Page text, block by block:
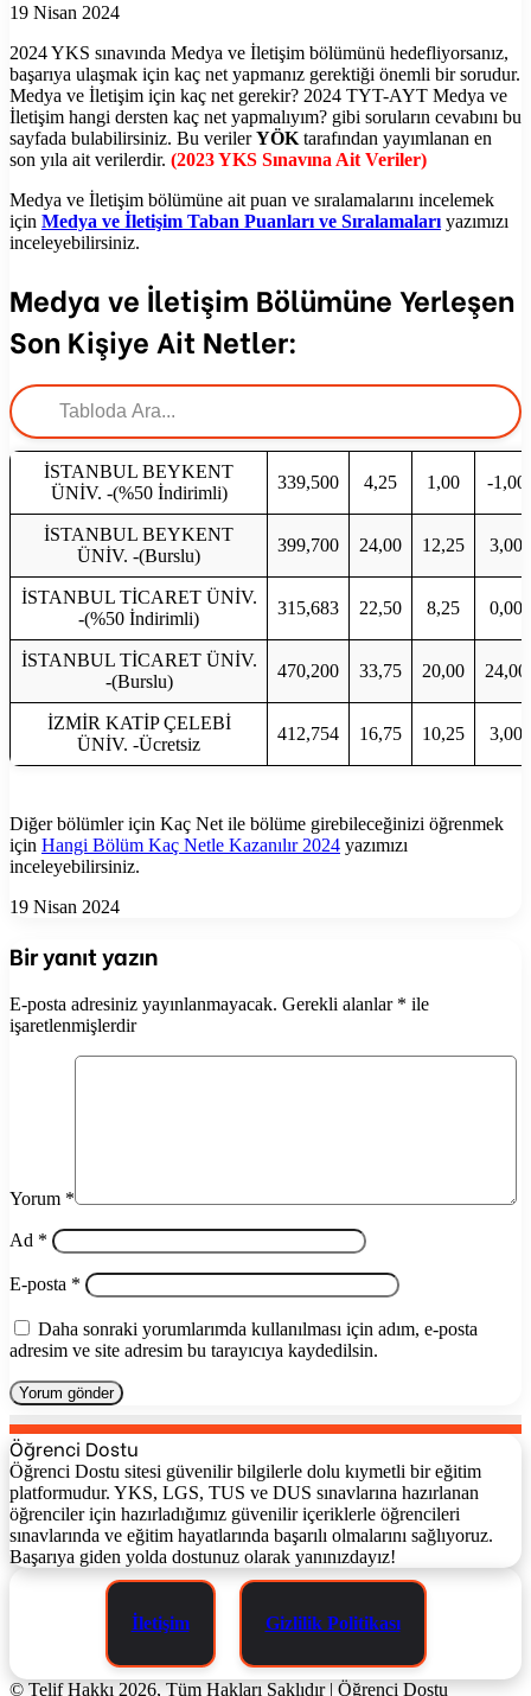
19 Nisan 2024
2024 YKS sınavında Medya ve İletişim bölümünü hedefliyorsanız,
başarıya ulaşmak için kaç net yapmanız gerektiği önemli bir sorudur.
Medya ve İletişim için kaç net gerekir? 2024 TYT-AYT Medya ve
İletişim hangi dersten kaç net yapmalıyım? gibi soruların cevabını bu
sayfada bulabilirsiniz. Bu verilerYÖK tarafından yayımlanan en
son yıla ait verilerdir. (2023 YKS Sınavına Ait Veriler)
Medya ve İletişim bölümüne ait puan ve sıralamalarını incelemek
için Medya ve İletişim Taban Puanları ve Sıralamaları yazımızı
inceleyebilirsiniz.
Medya ve İletişim Bölümüne Yerleşen
Son Kişiye Ait Netler:
İSTANBUL BEYKENT
ÜNİV. -(%50 İndirimli)
339,500 4,25 1,00 -1,00
İSTANBUL BEYKENT
ÜNİV. -(Burslu)
399,700 24,00 12,25 3,00
İSTANBUL TİCARET ÜNİV.
-(%50 İndirimli)
315,683 22,50 8,25 0,00
İSTANBUL TİCARET ÜNİV.
-(Burslu)
470,200 33,75 20,00 24,00
İZMİR KATİP ÇELEBİ
ÜNİV. -Ücretsiz
412,754 16,75 10,25 3,00
Diğer bölümler için Kaç Net ile bölüme girebileceğinizi öğrenmek
için Hangi Bölüm Kaç Netle Kazanılır 2024 yazımızı
inceleyebilirsiniz.
19 Nisan 2024
Bir yanıt yazın
E-posta adresiniz yayınlanmayacak. Gerekli alanlar * ile
işaretlenmişlerdir
Yorum *
Ad *
E-posta *
Daha sonraki yorumlarımda kullanılması için adım, e-posta
adresim ve site adresim bu tarayıcıya kaydedilsin.
Öğrenci Dostu
Öğrenci Dostu sitesi güvenilir bilgilerle dolu kıymetli bir eğitim
platformudur. YKS, LGS, TUS ve DUS sınavlarına hazırlanan
öğrenciler için hazırladığımız güvenilir içeriklerle öğrencileri
sınavlarında ve eğitim hayatlarında başarılı olmalarını sağlıyoruz.
Başarıya giden yolda dostunuz olarak yanınızdayız!
İletişim Gizlilik Politikası
© Telif Hakkı 2026, Tüm Hakları Saklıdır | Öğrenci Dostu